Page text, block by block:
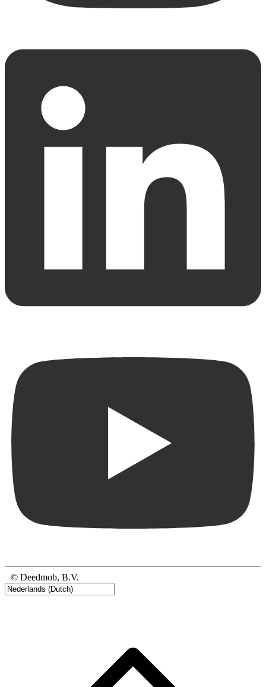
© Deedmob, B.V.